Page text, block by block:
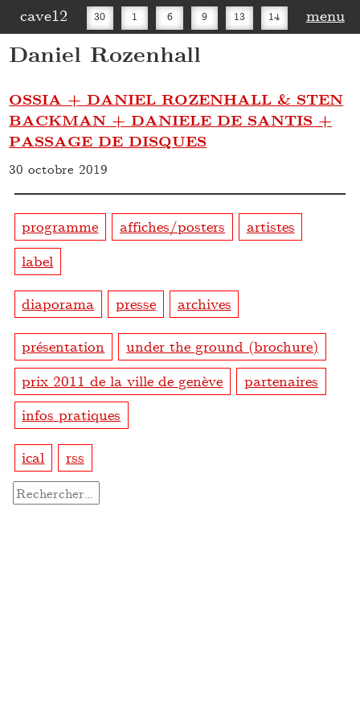
cave12 30 1 6 9 13 14
16 27 30
menu
Daniel Rozenhall
OSSIA + DANIEL ROZENHALL & STEN
BACKMAN + DANIELE DE SANTIS +
PASSAGE DE DISQUES
30 octobre 2019
programme affiches/posters
artistes
label
diaporama presse archives
présentation
under the ground (brochure)
prix 2011 de la ville de genève
partenaires
infos pratiques
ical rss
Rechercher :